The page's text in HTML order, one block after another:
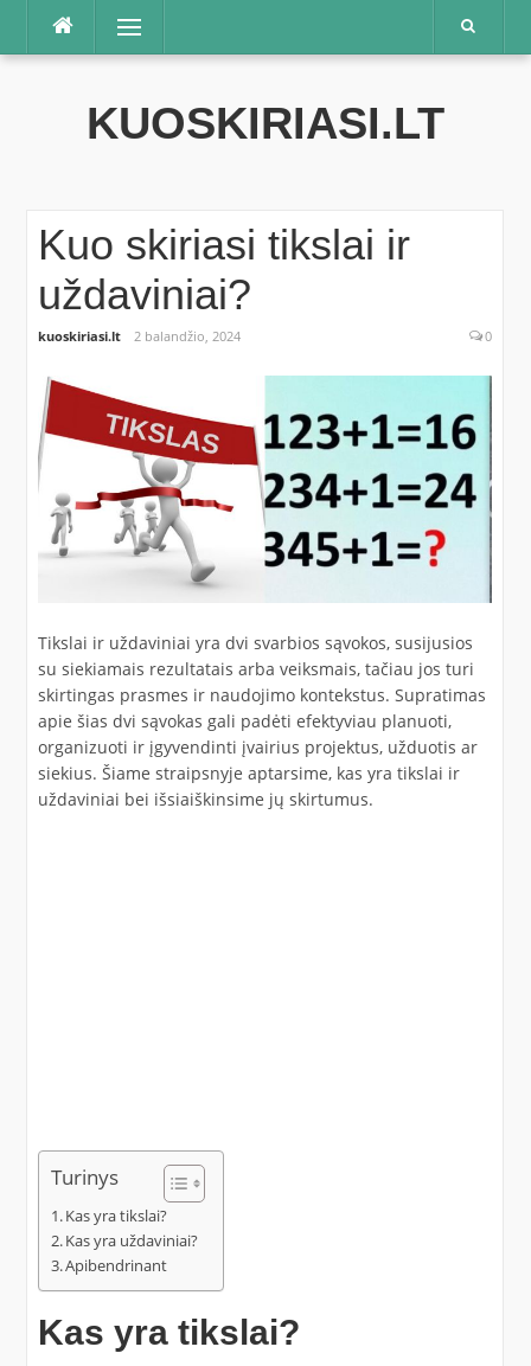
Praleisti
Meniu
KUOSKIRIASI.LT
Kuo skiriasi tikslai ir
uždaviniai?
kuoskiriasi.lt 2 balandžio, 2024 0
Tikslai ir uždaviniai yra dvi svarbios sąvokos, susijusios
su siekiamais rezultatais arba veiksmais, tačiau jos turi
skirtingas prasmes ir naudojimo kontekstus. Supratimas
apie šias dvi sąvokas gali padėti efektyviau planuoti,
organizuoti ir įgyvendinti įvairius projektus, užduotis ar
siekius. Šiame straipsnyje aptarsime, kas yra tikslai ir
uždaviniai bei išsiaiškinsime jų skirtumus.
Turinys
Kas yra tikslai?
Kas yra uždaviniai?
Apibendrinant
Kas yra tikslai?